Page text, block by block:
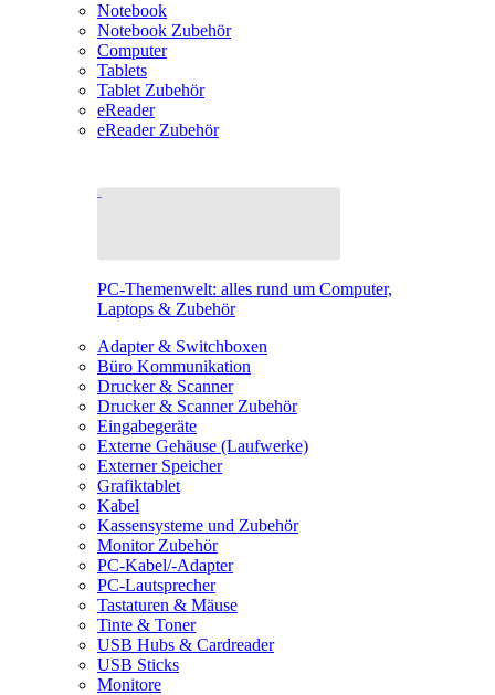
Notebook
Notebook Zubehör
Computer
Tablets
Tablet Zubehör
eReader
eReader Zubehör
PC-Themenwelt: alles rund um Computer,
Laptops & Zubehör
Adapter & Switchboxen
Büro Kommunikation
Drucker & Scanner
Drucker & Scanner Zubehör
Eingabegeräte
Externe Gehäuse (Laufwerke)
Externer Speicher
Grafiktablet
Kabel
Kassensysteme und Zubehör
Monitor Zubehör
PC-Kabel/-Adapter
PC-Lautsprecher
Tastaturen & Mäuse
Tinte & Toner
USB Hubs & Cardreader
USB Sticks
Monitore